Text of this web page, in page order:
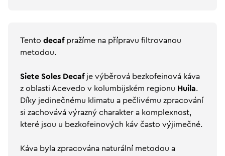
Tento decafpražíme na přípravu filtrovanou
metodou.
Siete Soles Decafje výběrová bezkofeinová káva
z oblasti Acevedo v kolumbijském regionu Huila.
Díky jedinečnému klimatu a pečlivému zpracování
si zachovává výrazný charakter a komplexnost,
které jsou u bezkofeinových káv často výjimečné.
Káva byla zpracována naturální metodou a